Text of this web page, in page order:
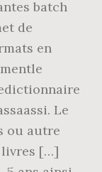
batch
de
en
Le
ou autre
livres […]